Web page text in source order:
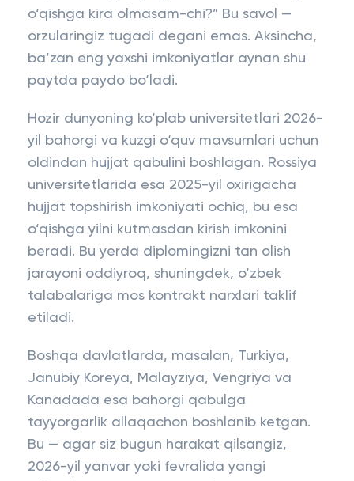
o‘qishga kira olmasam-chi?” Bu savol —
orzularingiz tugadi degani emas. Aksincha,
ba’zan eng yaxshi imkoniyatlar aynan shu
paytda paydo bo‘ladi.
Hozir dunyoning ko‘plab universitetlari 2026-
yil bahorgi va kuzgi o‘quv mavsumlari uchun
oldindan hujjat qabulini boshlagan. Rossiya
universitetlarida esa 2025-yil oxirigacha
hujjat topshirish imkoniyati ochiq, bu esa
o‘qishga yilni kutmasdan kirish imkonini
beradi. Bu yerda diplomingizni tan olish
jarayoni oddiyroq, shuningdek, o‘zbek
talabalariga mos kontrakt narxlari taklif
etiladi.
Boshqa davlatlarda, masalan, Turkiya,
Janubiy Koreya, Malayziya, Vengriya va
Kanadada esa bahorgi qabulga
tayyorgarlik allaqachon boshlanib ketgan.
Bu — agar siz bugun harakat qilsangiz,
2026-yil yanvar yoki fevralida yangi